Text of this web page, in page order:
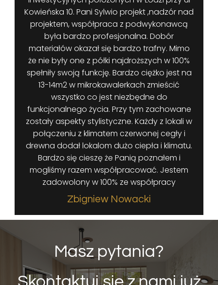
Kowieńska 10. Pani Sylwio projekt ,nadzór nad
projektem, współpraca z podwykonawcą
była bardzo profesjonalna. Dobór
materiałów okazał się bardzo trafny. Mimo
że nie były one z półki najdroższych w 100%
spełniły swoją funkcję. Bardzo ciężko jest na
13-14m2 w mikrokawalerkach zmieścić
wszystko co jest niezbędne do
funkcjonalnego życia. Przy tym zachowane
zostały aspekty stylistyczne. Każdy z lokali w
połączeniu z klimatem czerwonej cegły i
drewna dodał lokalom dużo ciepła i klimatu.
Bardzo się cieszę że Panią poznałem i
mogliśmy razem współpracować. Jestem
zadowolony w 100% ze współpracy
Zbigniew Nowacki
Masz pytania?